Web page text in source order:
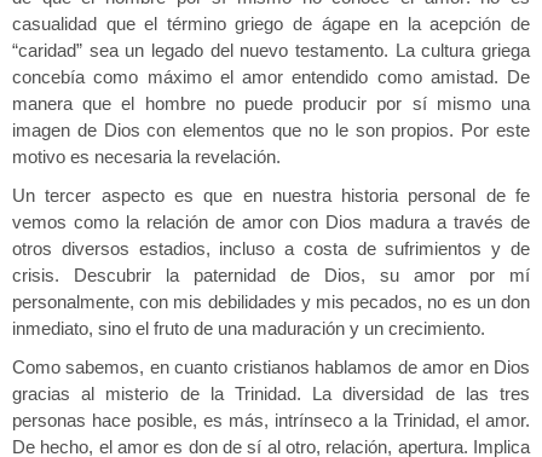
casualidad que el término griego de ágape en la acepción de
“caridad” sea un legado del nuevo testamento. La cultura griega
concebía como máximo el amor entendido como amistad. De
manera que el hombre no puede producir por sí mismo una
imagen de Dios con elementos que no le son propios. Por este
motivo es necesaria la revelación.
Un tercer aspecto es que en nuestra historia personal de fe
vemos como la relación de amor con Dios madura a través de
otros diversos estadios, incluso a costa de sufrimientos y de
crisis. Descubrir la paternidad de Dios, su amor por mí
personalmente, con mis debilidades y mis pecados, no es un don
inmediato, sino el fruto de una maduración y un crecimiento.
Como sabemos, en cuanto cristianos hablamos de amor en Dios
gracias al misterio de la Trinidad. La diversidad de las tres
personas hace posible, es más, intrínseco a la Trinidad, el amor.
De hecho, el amor es don de sí al otro, relación, apertura. Implica